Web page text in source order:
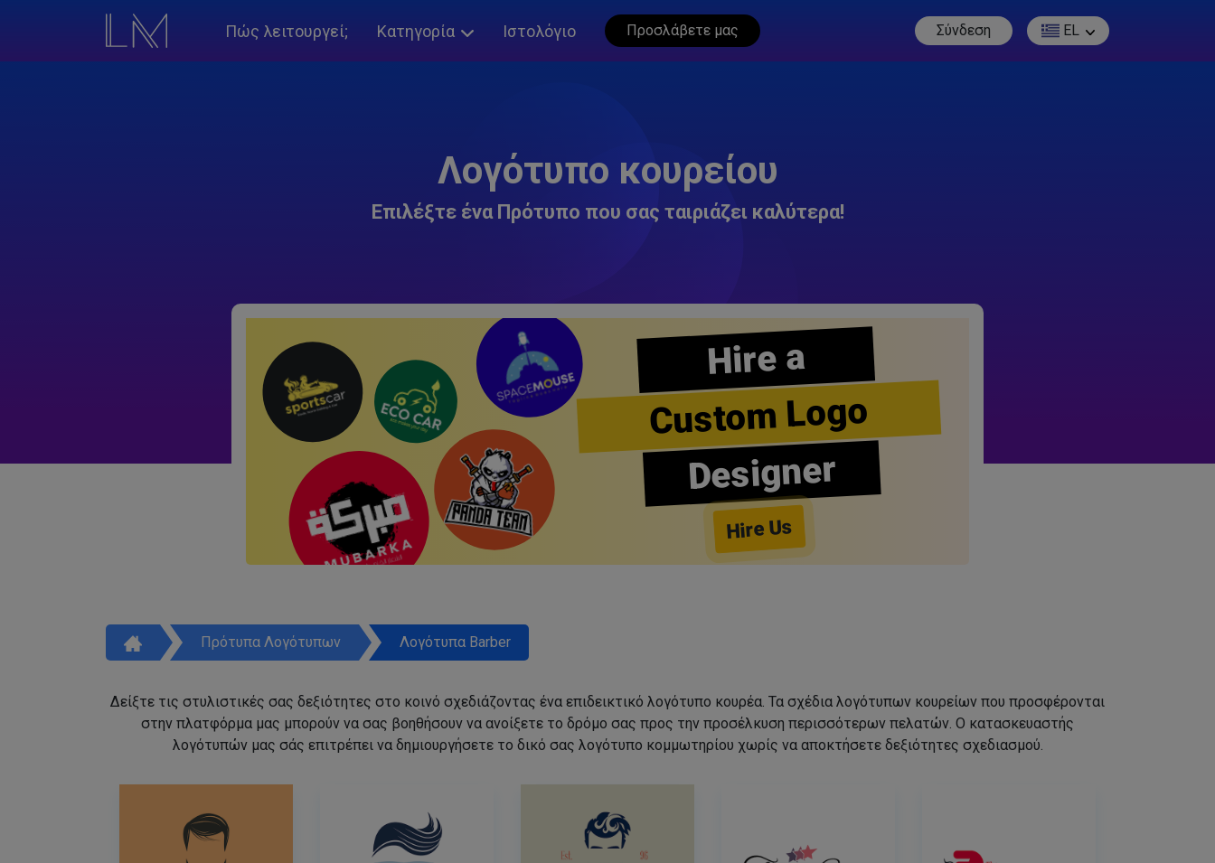
Πώς λειτουργεί; Κατηγορία Ιστολόγιο Προσλάβετε μας Σύνδεση EL
Λογότυπο κουρείου
Επιλέξτε ένα Πρότυπο που σας ταιριάζει καλύτερα!
Hire a
Custom Logo
Designer
Hire Us
Πρότυπα Λογότυπων Λογότυπα Barber
Δείξτε τις στυλιστικές σας δεξιότητες στο κοινό σχεδιάζοντας ένα επιδεικτικό λογότυπο κουρέα. Τα σχέδια λογότυπων κουρείων που προσφέρονται
στην πλατφόρμα μας μπορούν να σας βοηθήσουν να ανοίξετε το δρόμο σας προς την προσέλκυση περισσότερων πελατών. Ο κατασκευαστής
λογότυπών μας σάς επιτρέπει να δημιουργήσετε το δικό σας λογότυπο κομμωτηρίου χωρίς να αποκτήσετε δεξιότητες σχεδιασμού.